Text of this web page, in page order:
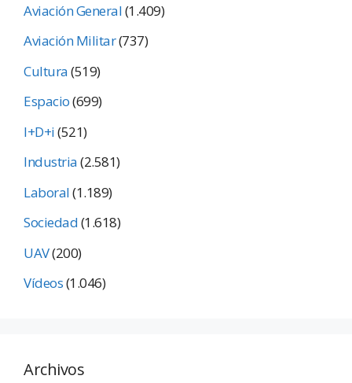
Aviación General(1.409)
Aviación Militar(737)
Cultura(519)
Espacio(699)
I+D+i(521)
Industria(2.581)
Laboral(1.189)
Sociedad(1.618)
UAV(200)
Vídeos(1.046)
Archivos